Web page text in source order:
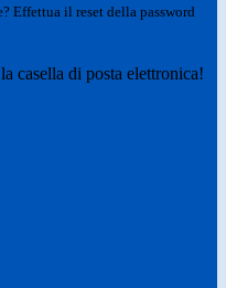
Effettua il reset della password
casella di posta elettronica!